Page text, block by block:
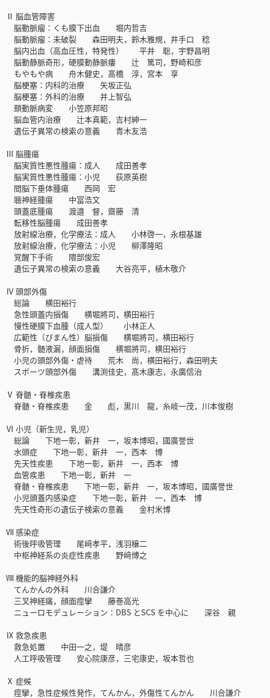
Ⅱ 脳血管障害
脳動脈瘤：くも膜下出血 堀内哲吉
脳動脈瘤：未破裂 森田明夫，鈴木雅規，井手口 稔
脳内出血（高血圧性，特発性） 平井 聡，宇野昌明
脳動静脈奇形，硬膜動静脈瘻 辻 篤司，野崎和彦
もやもや病 舟木健史，髙橋 淳，宮本 享
脳梗塞：内科的治療 矢坂正弘
脳梗塞：外科的治療 井上智弘
頚動脈病変 小笠原邦昭
脳血管内治療 辻本真範，吉村紳一
遺伝子異常の検索の意義 青木友浩
Ⅲ 脳腫瘍
脳実質性悪性腫瘍：成人 成田善孝
脳実質性悪性腫瘍：小児 荻原英樹
間脳下垂体腫瘍 西岡 宏
聴神経腫瘍 中冨浩文
頭蓋底腫瘍 渡邉 督，齋藤 清
転移性脳腫瘍 成田善孝
放射線治療，化学療法：成人 小林啓一，永根基雄
放射線治療，化学療法：小児 柳澤隆昭
覚醒下手術 隈部俊宏
遺伝子異常の検索の意義 大谷亮平，植木敬介
Ⅳ 頭部外傷
総論 横田裕行
急性頭蓋内損傷 横堀將司，横田裕行
慢性硬膜下血腫（成人型） 小林正人
広範性（びまん性）脳損傷 横堀將司，横田裕行
骨折，髄液漏，顔面損傷 横堀將司，横田裕行
小児の頭部外傷・虐待 荒木 尚，横田裕行，森田明夫
スポーツ頭部外傷 溝渕佳史，髙木康志，永廣信治
Ⅴ 脊髄・脊椎疾患
脊髄・脊椎疾患 金 彪，黒川 龍，糸岐一茂，川本俊樹
Ⅵ 小児（新生児，乳児）
総論 下地一彰，新井 一，坂本博昭，國廣誉世
水頭症 下地一彰，新井 一，西本 博
先天性疾患 下地一彰，新井 一，西本 博
血管疾患 下地一彰，新井 一
脊髄・脊椎疾患 下地一彰，新井 一，坂本博昭，國廣誉世
小児頭蓋内感染症 下地一彰，新井 一，西本 博
先天性奇形の遺伝子検索の意義 金村米博
Ⅶ 感染症
術後呼吸管理 尾﨑孝平，浅羽穣二
中枢神経系の炎症性疾患 野﨑博之
Ⅷ 機能的脳神経外科
てんかんの外科 川合謙介
三叉神経痛，顔面痙攣 藤巻高光
ニューロモデュレーション：DBS とSCS を中心に 深谷 親
Ⅸ 救急疾患
救急処置 中田一之，堤 晴彦
人工呼吸管理 安心院康彦，三宅康史，坂本哲也
Ⅹ 症候
痙攣，急性症候性発作，てんかん，外傷性てんかん 川合謙介